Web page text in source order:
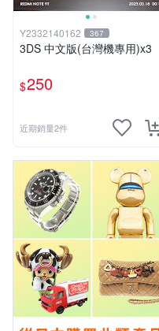
Y2332140162 367
3DS 中文版(台灣機專用)x3
$250
近期銷量2件